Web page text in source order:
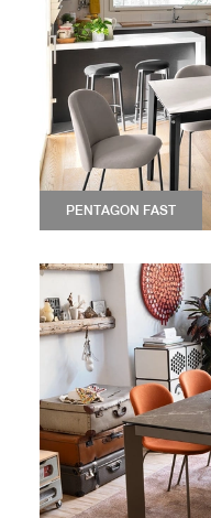
PENTAGON FAST